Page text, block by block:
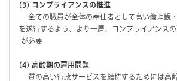
(3) コンプライアンスの推進
全ての職員が全体の奉仕者として高い倫理観
を遂行するよう、より一層、コンプライアンス
が必要
(4) 高齢期の雇用問題
質の高い行政サービスを維持するためには高